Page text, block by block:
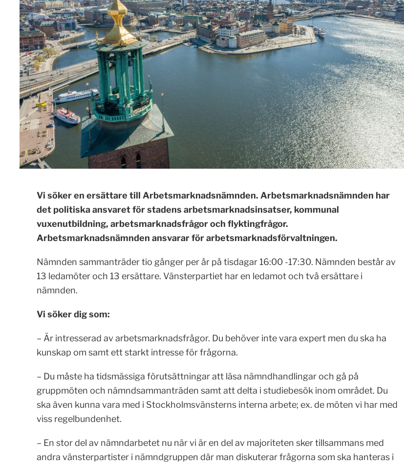
Vi söker en ersättare till Arbetsmarknadsnämnden. Arbetsmarknadsnämnden har
det politiska ansvaret för stadens arbetsmarknadsinsatser, kommunal
vuxenutbildning, arbetsmarknadsfrågor och flyktingfrågor.
Arbetsmarknadsnämnden ansvarar för arbetsmarknadsförvaltningen.
Nämnden sammanträder tio gånger per år på tisdagar 16:00 -17:30. Nämnden består av
13 ledamöter och 13 ersättare. Vänsterpartiet har en ledamot och två ersättare i
nämnden.
Vi söker dig som:
– Är intresserad av arbetsmarknadsfrågor. Du behöver inte vara expert men du ska ha
kunskap om samt ett starkt intresse för frågorna.
– Du måste ha tidsmässiga förutsättningar att läsa nämndhandlingar och gå på
gruppmöten och nämndsammanträden samt att delta i studiebesök inom området. Du
ska även kunna vara med i Stockholmsvänsterns interna arbete; ex. de möten vi har med
viss regelbundenhet.
– En stor del av nämndarbetet nu när vi är en del av majoriteten sker tillsammans med
andra vänsterpartister i nämndgruppen där man diskuterar frågorna som ska hanteras i